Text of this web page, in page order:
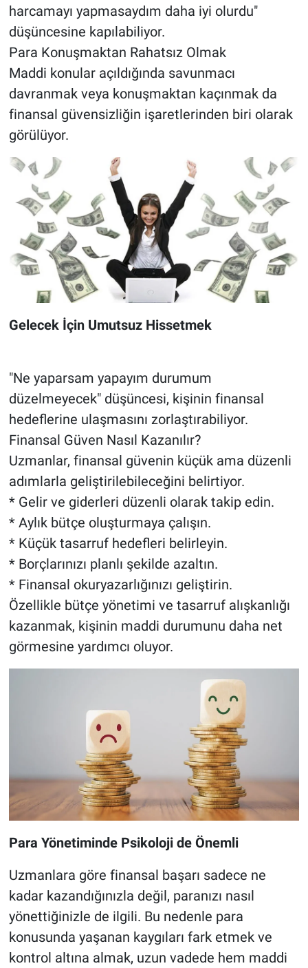
harcamayı yapmasaydım daha iyi olurdu"
düşüncesine kapılabiliyor.
Para Konuşmaktan Rahatsız Olmak
Maddi konular açıldığında savunmacı
davranmak veya konuşmaktan kaçınmak da
finansal güvensizliğin işaretlerinden biri olarak
görülüyor.
Gelecek İçin Umutsuz Hissetmek
"Ne yaparsam yapayım durumum
düzelmeyecek" düşüncesi, kişinin finansal
hedeflerine ulaşmasını zorlaştırabiliyor.
Finansal Güven Nasıl Kazanılır?
Uzmanlar, finansal güvenin küçük ama düzenli
adımlarla geliştirilebileceğini belirtiyor.
* Gelir ve giderleri düzenli olarak takip edin.
* Aylık bütçe oluşturmaya çalışın.
* Küçük tasarruf hedefleri belirleyin.
* Borçlarınızı planlı şekilde azaltın.
* Finansal okuryazarlığınızı geliştirin.
Özellikle bütçe yönetimi ve tasarruf alışkanlığı
kazanmak, kişinin maddi durumunu daha net
görmesine yardımcı oluyor.
Para Yönetiminde Psikoloji de Önemli
Uzmanlara göre finansal başarı sadece ne
kadar kazandığınızla değil, paranızı nasıl
yönettiğinizle de ilgili. Bu nedenle para
konusunda yaşanan kaygıları fark etmek ve
kontrol altına almak, uzun vadede hem maddi